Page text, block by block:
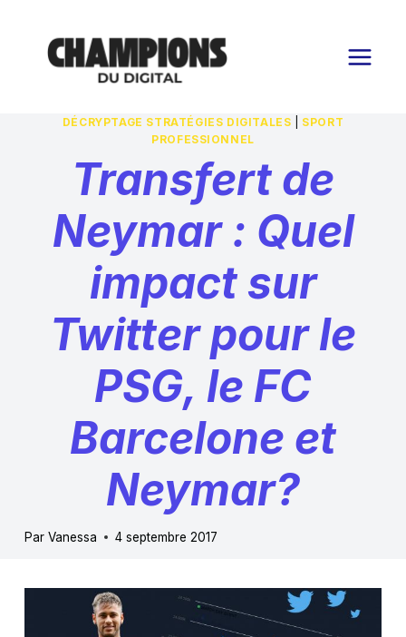
contenu
DÉCRYPTAGE STRATÉGIES DIGITALES
SPORT
PROFESSIONNEL
Transfert de
Neymar : Quel
impact sur
Twitter pour le
PSG, le FC
Barcelone et
Neymar?
Par Vanessa 4 septembre 2017